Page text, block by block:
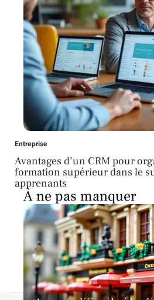
Entreprise
Avantages d’un CRM pour
formation supérieur dans le
apprenants
À ne pas manquer